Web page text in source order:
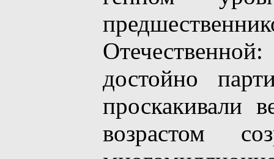
достойно
проскакивали
возрастом